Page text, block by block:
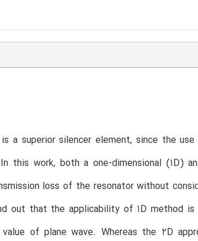
a superior silencer element, since the
this work, both a one-dimensional (1D)
loss of the resonator without
out that the applicability of 1D method
of plane wave. Whereas the 2D